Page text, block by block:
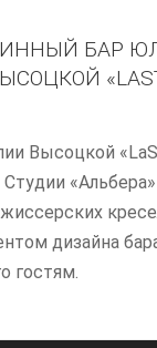
БАР
Высоцкой
дизайна
гостям.